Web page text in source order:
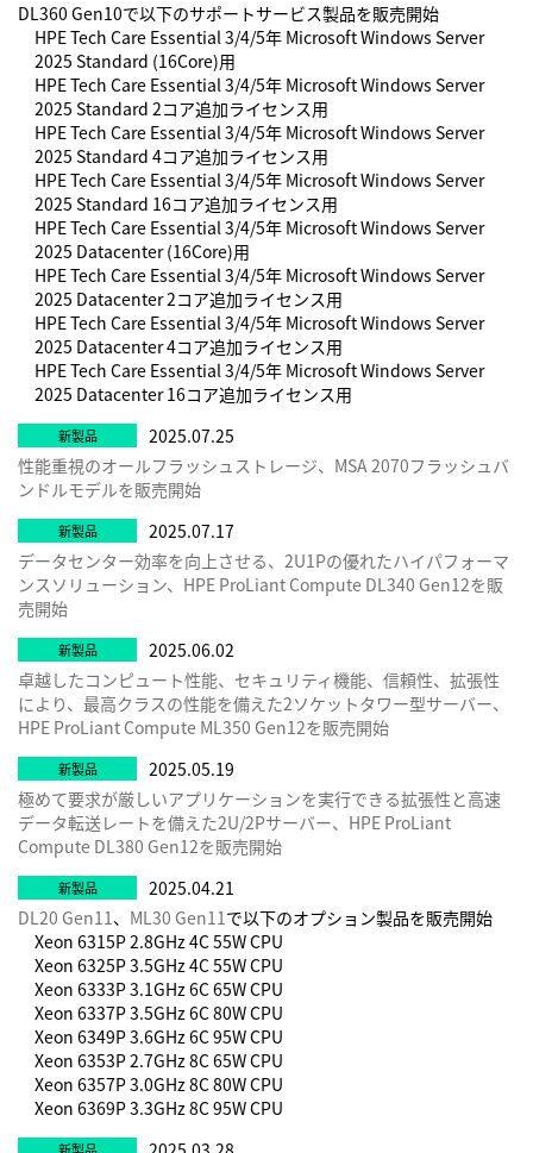
DL360 Gen10で以下のサポートサービス製品を販売開始
HPE Tech Care Essential 3/4/5年 Microsoft Windows Server
2025 Standard (16Core)用
HPE Tech Care Essential 3/4/5年 Microsoft Windows Server
2025 Standard 2コア追加ライセンス用
HPE Tech Care Essential 3/4/5年 Microsoft Windows Server
2025 Standard 4コア追加ライセンス用
HPE Tech Care Essential 3/4/5年 Microsoft Windows Server
2025 Standard 16コア追加ライセンス用
HPE Tech Care Essential 3/4/5年 Microsoft Windows Server
2025 Datacenter (16Core)用
HPE Tech Care Essential 3/4/5年 Microsoft Windows Server
2025 Datacenter 2コア追加ライセンス用
HPE Tech Care Essential 3/4/5年 Microsoft Windows Server
2025 Datacenter 4コア追加ライセンス用
HPE Tech Care Essential 3/4/5年 Microsoft Windows Server
2025 Datacenter 16コア追加ライセンス用
2025.07.25
性能重視のオールフラッシュストレージ、MSA 2070フラッシュバ
ンドルモデルを販売開始
2025.07.17
データセンター効率を向上させる、2U1Pの優れたハイパフォーマ
ンスソリューション、HPE ProLiant Compute DL340 Gen12を販
売開始
2025.06.02
卓越したコンピュート性能、セキュリティ機能、信頼性、拡張性
により、最高クラスの性能を備えた2ソケットタワー型サーバー、
HPE ProLiant Compute ML350 Gen12を販売開始
2025.05.19
極めて要求が厳しいアプリケーションを実行できる拡張性と高速
データ転送レートを備えた2U/2Pサーバー、HPE ProLiant
Compute DL380 Gen12を販売開始
2025.04.21
DL20 Gen11、 ML30 Gen11で以下のオプション製品を販売開始
Xeon 6315P 2.8GHz 4C 55W CPU
Xeon 6325P 3.5GHz 4C 55W CPU
Xeon 6333P 3.1GHz 6C 65W CPU
Xeon 6337P 3.5GHz 6C 80W CPU
Xeon 6349P 3.6GHz 6C 95W CPU
Xeon 6353P 2.7GHz 8C 65W CPU
Xeon 6357P 3.0GHz 8C 80W CPU
Xeon 6369P 3.3GHz 8C 95W CPU